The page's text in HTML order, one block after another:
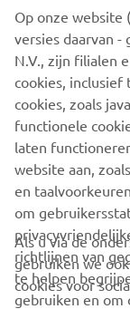
tweemaal de
hij Nick in weten
staat nu op de
slechts zes
nog mogelijk in
de volgende
Oschersleben!
CORPORATE
Op onze website
versies daarvan -
N.V., zijn filialen
cookies,
cookies, zoals
functionele
laten
website aan,
en
om
richtlijnen van
te helpen
gebruiken en om
Als u via de
gebruiken we
cookies voor